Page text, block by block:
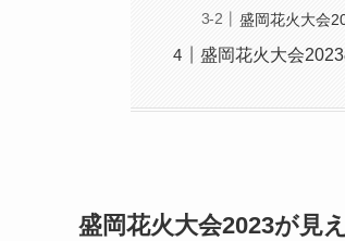
盛岡花火大会
盛岡花火大会
盛岡花火大会2023が見